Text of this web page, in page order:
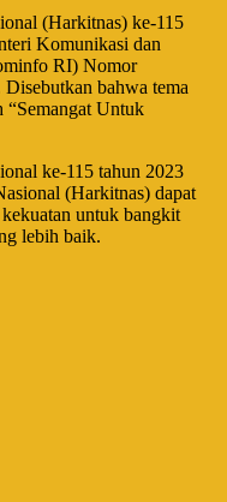
(Harkitnas) ke-115
Komunikasi dan
RI) Nomor
bahwa tema
“Semangat Untuk
ke-115 tahun 2023
(Harkitnas) dapat
untuk bangkit
lebih baik.